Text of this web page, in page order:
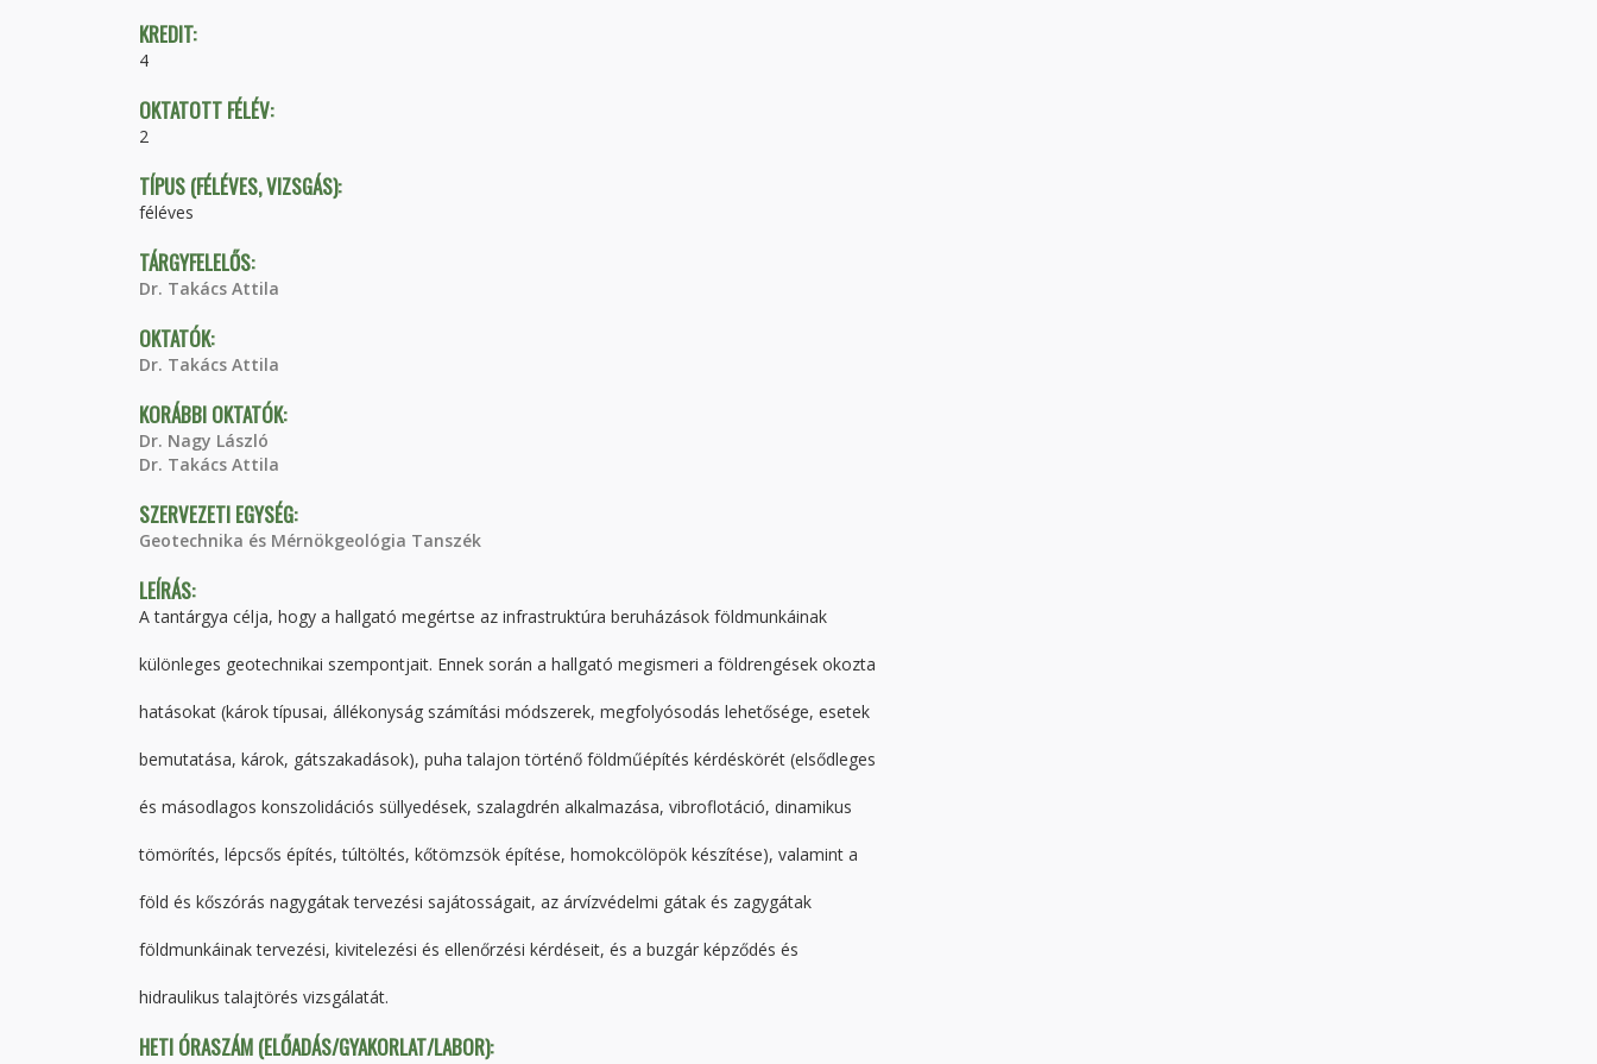
KREDIT:
4
OKTATOTT FÉLÉV:
2
TÍPUS (FÉLÉVES, VIZSGÁS):
féléves
TÁRGYFELELŐS:
Dr. Takács Attila
OKTATÓK:
Dr. Takács Attila
KORÁBBI OKTATÓK:
Dr. Nagy László
Dr. Takács Attila
SZERVEZETI EGYSÉG:
Geotechnika és Mérnökgeológia Tanszék
LEÍRÁS:
A tantárgya célja, hogy a hallgató megértse az infrastruktúra beruházások földmunkáinak
különleges geotechnikai szempontjait. Ennek során a hallgató megismeri a földrengések okozta
hatásokat (károk típusai, állékonyság számítási módszerek, megfolyósodás lehetősége, esetek
bemutatása, károk, gátszakadások), puha talajon történő földműépítés kérdéskörét (elsődleges
és másodlagos konszolidációs süllyedések, szalagdrén alkalmazása, vibroflotáció, dinamikus
tömörítés, lépcsős építés, túltöltés, kőtömzsök építése, homokcölöpök készítése), valamint a
föld és kőszórás nagygátak tervezési sajátosságait, az árvízvédelmi gátak és zagygátak
földmunkáinak tervezési, kivitelezési és ellenőrzési kérdéseit, és a buzgár képződés és
hidraulikus talajtörés vizsgálatát.
HETI ÓRASZÁM (ELŐADÁS/GYAKORLAT/LABOR):